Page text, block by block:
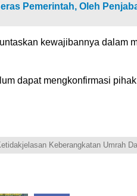
Pemerintah, Oleh
kewajibannya dalam
dapat mengkonfirmasi
Keberangkatan Umrah